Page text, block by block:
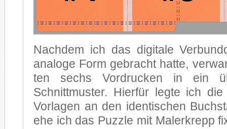
Nach­dem ich das di­gi­ta­le
ana­lo­ge Form ge­bracht hat­te,
ten sechs Vor­dru­cken in ein
Schnitt­mus­ter. Hier­für leg­te ich die
Vor­la­gen an den iden­ti­schen
ehe ich das Puz­zle mit Ma­ler­krepp